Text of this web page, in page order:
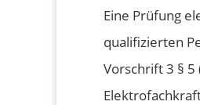
Eine Prüfung
qualifizierten
Vorschrift 3 §